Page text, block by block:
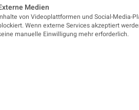
März 1964 in Horstmar/
Jahr 1983 mit Bestnoten
Volkes an der
seinen Vater aufgrund
Entschluss, mitgeprägt
Medien
von Videoplattformen und Social-Media-
Wenn externe Services akzeptiert
manuelle Einwilligung mehr erforderlich.